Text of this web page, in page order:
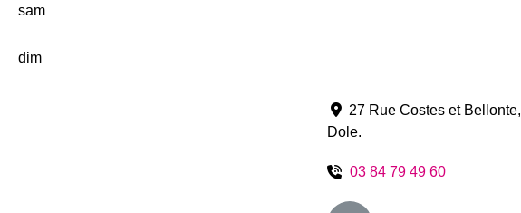
sam
dim
27 Rue Costes et Bellonte,
Dole.
03 84 79 49 60